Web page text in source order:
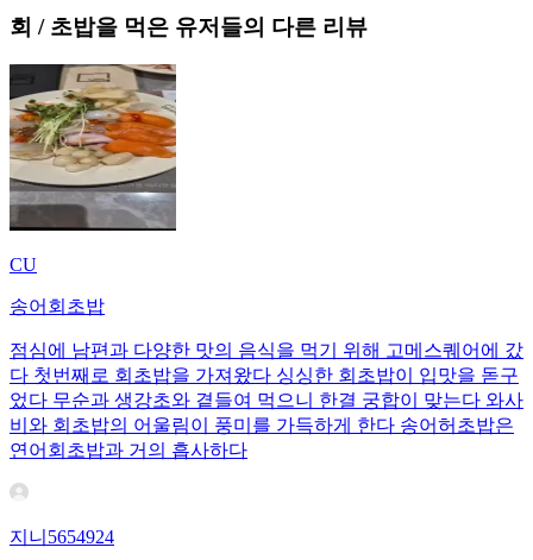
회 / 초밥을 먹은 유저들의 다른 리뷰
CU
송어회초밥
점심에 남편과 다양한 맛의 음식을 먹기 위해 고메스퀘어에 갔
다 첫번째로 회초밥을 가져왔다 싱싱한 회초밥이 입맛을 돋구
었다 무순과 생강초와 곁들여 먹으니 한결 궁합이 맞는다 와사
비와 회초밥의 어울림이 풍미를 가득하게 한다 송어허초밥은
연어회초밥과 거의 흡사하다
지니5654924